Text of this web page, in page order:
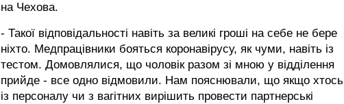
на Чехова.
- Такої відповідальності навіть за великі гроші на себе не бере
ніхто. Медпрацівники бояться коронавірусу, як чуми, навіть із
тестом. Домовлялися, що чоловік разом зі мною у відділення
прийде - все одно відмовили. Нам пояснювали, що якщо хтось
із персоналу чи з вагітних вирішить провести партнерські